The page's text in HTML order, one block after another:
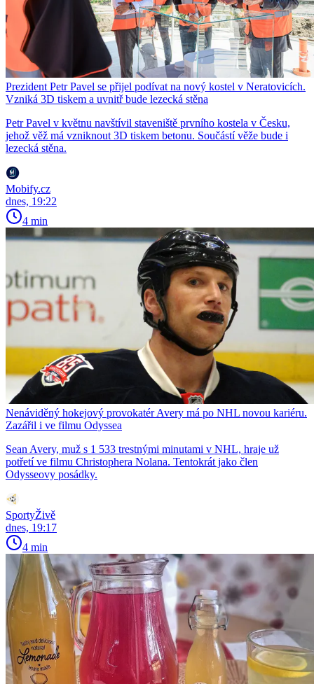
Prezident Petr Pavel se přijel podívat na nový kostel v Neratovicích.
Vzniká 3D tiskem a uvnitř bude lezecká stěna
Petr Pavel v květnu navštívil staveniště prvního kostela v Česku,
jehož věž má vzniknout 3D tiskem betonu. Součástí věže bude i
lezecká stěna.
Mobify.cz
dnes, 19:22
4 min
Nenáviděný hokejový provokatér Avery má po NHL novou kariéru.
Zazářil i ve filmu Odyssea
Sean Avery, muž s 1 533 trestnými minutami v NHL, hraje už
potřetí ve filmu Christophera Nolana. Tentokrát jako člen
Odysseovy posádky.
SportyŽivě
dnes, 19:17
4 min